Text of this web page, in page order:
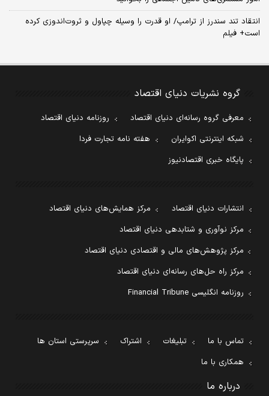
انتقاد تند سندرز از ترامپ/ او قدرت را وسیله چپاول و ثروت‌اندوزی کرده
است+ فیلم
گروه نشریات دنیای اقتصاد
معرفی گروه رسانه‌ای دنیای اقتصاد
روزنامه دنیای اقتصاد
شبکه اینترنتی اکوایران
هفته نامه تجارت فردا
پایگاه خبری اقتصادنیوز
انتشارات دنیای اقتصاد
مرکز همایش‌های دنیای اقتصاد
مرکز نوآوری و شتابدهی دنیای اقتصاد
مرکز پژوهش‌های مالی و اقتصادی دنیای اقتصاد
مرکز راه حل‌های رسانه‌ای دنیای اقتصاد
روزنامه انگلیسی Financial Tribune
تماس با ما تبلیغات اشتراک
سرپرستی استان ها
همکاری با ما
درباره ما